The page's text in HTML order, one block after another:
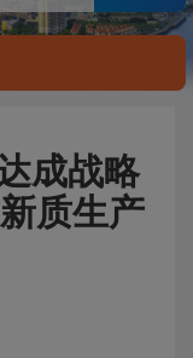
成战略
质生产